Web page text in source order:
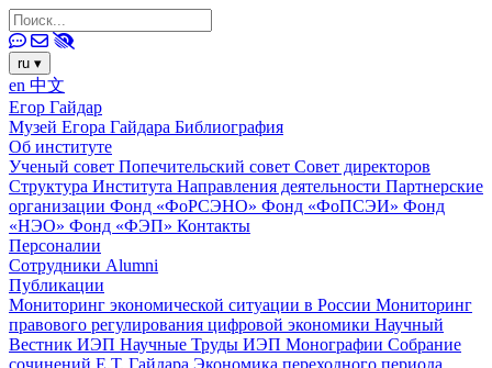
ru ▾
en 中文
Егор Гайдар
Музей Егора Гайдара Библиография
Об институте
Ученый совет Попечительский совет Совет директоров
Структура Института Направления деятельности Партнерские
организации Фонд «ФоРСЭНО» Фонд «ФоПСЭИ» Фонд
«НЭО» Фонд «ФЭП» Контакты
Персоналии
Сотрудники Alumni
Публикации
Мониторинг экономической ситуации в России Мониторинг
правового регулирования цифровой экономики Научный
Вестник ИЭП Научные Труды ИЭП Монографии Собрание
сочинений Е.Т. Гайдара Экономика переходного периода